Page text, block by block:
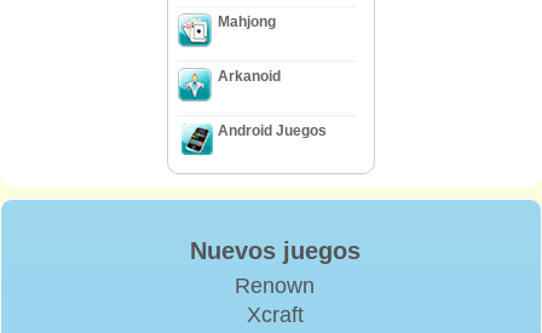
Mahjong
Arkanoid
Android Juegos
Nuevos juegos
Renown
Xcraft